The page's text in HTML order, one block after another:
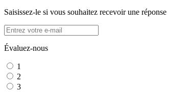
Saisissez-le si vous souhaitez recevoir une réponse
Évaluez-nous
1
2
3